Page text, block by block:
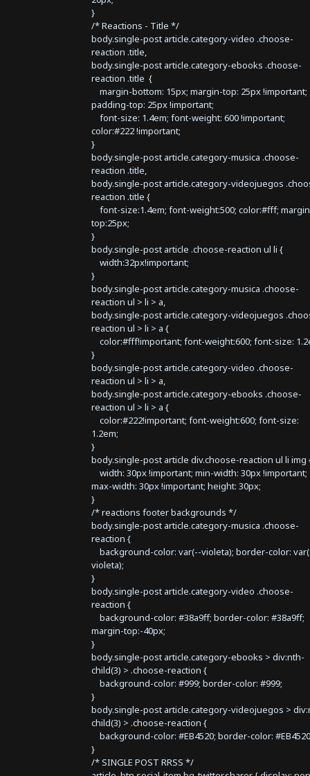
}
/* Reactions - Title */
body.single-post article.category-video .choose-
reaction .title,
body.single-post article.category-ebooks .choose-
reaction .title {
margin-bottom: 15px; margin-top: 25px !important;
padding-top: 25px !important;
font-size: 1.4em; font-weight: 600 !important;
color:#222 !important;
}
body.single-post article.category-musica .choose-
reaction .title,
body.single-post article.category-videojuegos
reaction .title {
font-size:1.4em; font-weight:500; color:#fff;
top:25px;
}
body.single-post article .choose-reaction ul li {
width:32px!important;
}
body.single-post article.category-musica .choose-
reaction ul > li > a,
body.single-post article.category-videojuegos
reaction ul > li > a {
color:#fff!important; font-weight:600; font-size:
}
body.single-post article.category-video .choose-
reaction ul > li > a,
body.single-post article.category-ebooks .choose-
reaction ul > li > a {
color:#222!important; font-weight:600; font-size:
1.2em;
}
body.single-post article div.choose-reaction ul li img
width: 30px !important; min-width: 30px !important;
max-width: 30px !important; height: 30px;
}
/* reactions footer backgrounds */
body.single-post article.category-musica .choose-
reaction {
background-color: var(--violeta); border-color:
violeta);
}
body.single-post article.category-video .choose-
reaction {
background-color: #38a9ff; border-color: #38a9ff;
margin-top:-40px;
}
body.single-post article.category-ebooks > div:nth-
child(3) > .choose-reaction {
background-color: #999; border-color: #999;
}
body.single-post article.category-videojuegos >
child(3) > .choose-reaction {
background-color: #EB4520; border-color:
}
/* SINGLE POST RRSS */